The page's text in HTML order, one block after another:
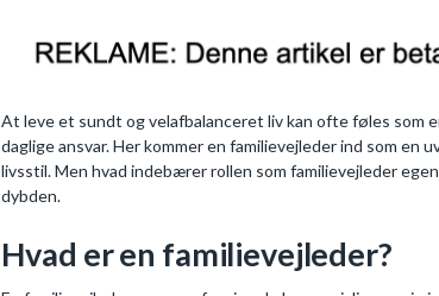
At leve et sundt og velafbalanceret liv kan ofte føles som
daglige ansvar. Her kommer en familievejleder ind som
livsstil. Men hvad indebærer rollen som familievejleder
dybden.
Hvad er en familievejleder?